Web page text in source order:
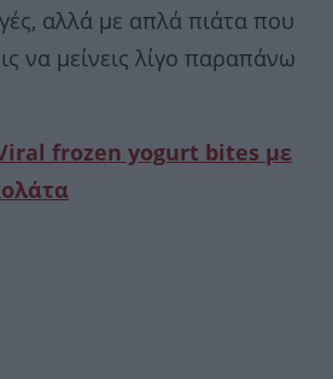
αλλά με απλά πιάτα που
να μείνεις λίγο παραπάνω
frozen yogurt bites με